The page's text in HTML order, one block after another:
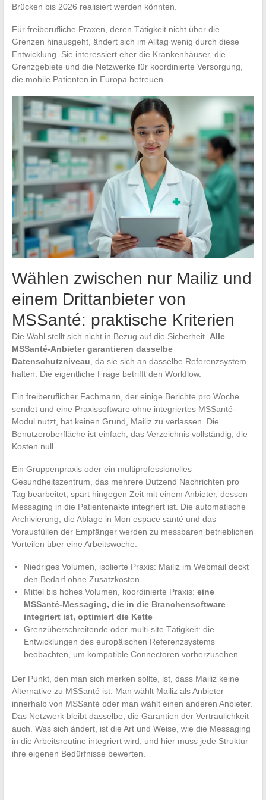
Brücken bis 2026 realisiert werden könnten.
Für freiberufliche Praxen, deren Tätigkeit nicht über die
Grenzen hinausgeht, ändert sich im Alltag wenig durch diese
Entwicklung. Sie interessiert eher die Krankenhäuser, die
Grenzgebiete und die Netzwerke für koordinierte Versorgung,
die mobile Patienten in Europa betreuen.
Wählen zwischen nur Mailiz und
einem Drittanbieter von
MSSanté: praktische Kriterien
Die Wahl stellt sich nicht in Bezug auf die Sicherheit. Alle
MSSanté-Anbieter garantieren dasselbe
Datenschutzniveau, da sie sich an dasselbe Referenzsystem
halten. Die eigentliche Frage betrifft den Workflow.
Ein freiberuflicher Fachmann, der einige Berichte pro Woche
sendet und eine Praxissoftware ohne integriertes MSSanté-
Modul nutzt, hat keinen Grund, Mailiz zu verlassen. Die
Benutzeroberfläche ist einfach, das Verzeichnis vollständig, die
Kosten null.
Ein Gruppenpraxis oder ein multiprofessionelles
Gesundheitszentrum, das mehrere Dutzend Nachrichten pro
Tag bearbeitet, spart hingegen Zeit mit einem Anbieter, dessen
Messaging in die Patientenakte integriert ist. Die automatische
Archivierung, die Ablage in Mon espace santé und das
Vorausfüllen der Empfänger werden zu messbaren betrieblichen
Vorteilen über eine Arbeitswoche.
Niedriges Volumen, isolierte Praxis: Mailiz im Webmail deckt
den Bedarf ohne Zusatzkosten
Mittel bis hohes Volumen, koordinierte Praxis: eine
MSSanté-Messaging, die in die Branchensoftware
integriert ist, optimiert die Kette
Grenzüberschreitende oder multi-site Tätigkeit: die
Entwicklungen des europäischen Referenzsystems
beobachten, um kompatible Connectoren vorherzusehen
Der Punkt, den man sich merken sollte, ist, dass Mailiz keine
Alternative zu MSSanté ist. Man wählt Mailiz als Anbieter
innerhalb von MSSanté oder man wählt einen anderen Anbieter.
Das Netzwerk bleibt dasselbe, die Garantien der Vertraulichkeit
auch. Was sich ändert, ist die Art und Weise, wie die Messaging
in die Arbeitsroutine integriert wird, und hier muss jede Struktur
ihre eigenen Bedürfnisse bewerten.